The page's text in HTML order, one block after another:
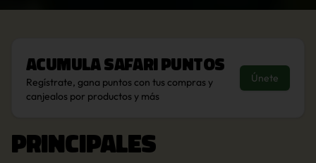
AcumulaSafari Puntos
Regístrate, gana puntos con tus compras y
canjealos por productos y más
Únete
PRINCIPALES